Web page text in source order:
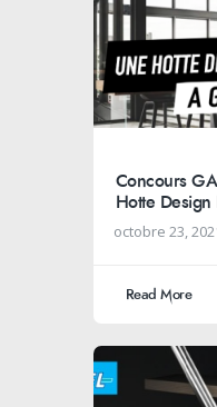
Concours
Hotte
octobre 23,
Read More